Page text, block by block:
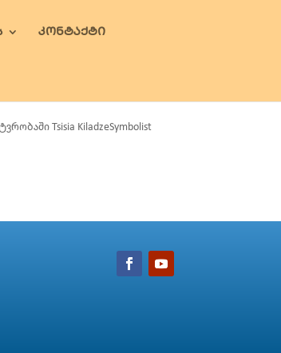
ᲙᲝᲜᲢᲐᲥᲢᲘ
Tsisia KiladzeSymbolist